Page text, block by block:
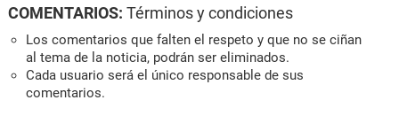
COMENTARIOS: Términos y condiciones
Los comentarios que falten el respeto y que no se ciñan
al tema de la noticia, podrán ser eliminados.
Cada usuario será el único responsable de sus
comentarios.